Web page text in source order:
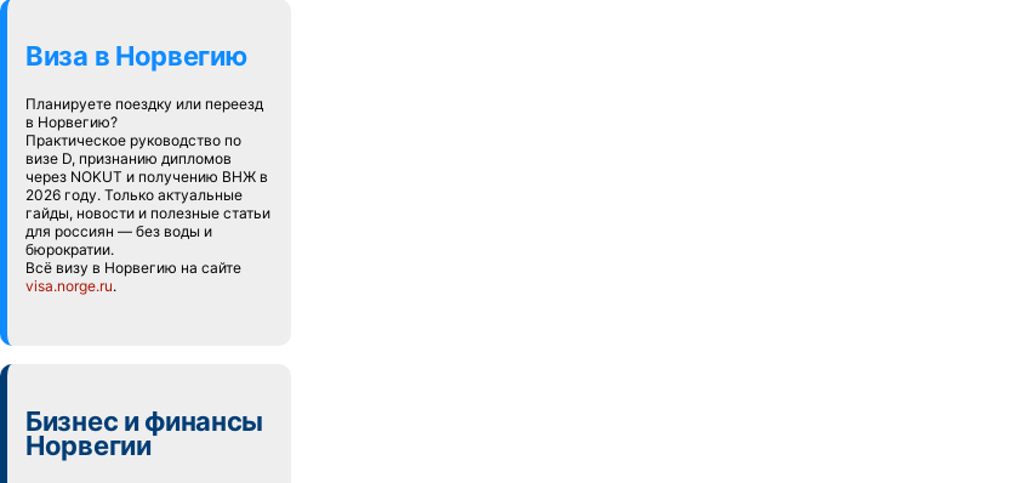
Виза в Норвегию
Планируете поездку или переезд
в Норвегию?
Практическое руководство по
визе D, признанию дипломов
через NOKUT и получению ВНЖ в
2026 году. Только актуальные
гайды, новости и полезные статьи
для россиян — без воды и
бюрократии.
Всё визу в Норвегию на сайте
visa.norge.ru.
Бизнес и финансы
Норвегии